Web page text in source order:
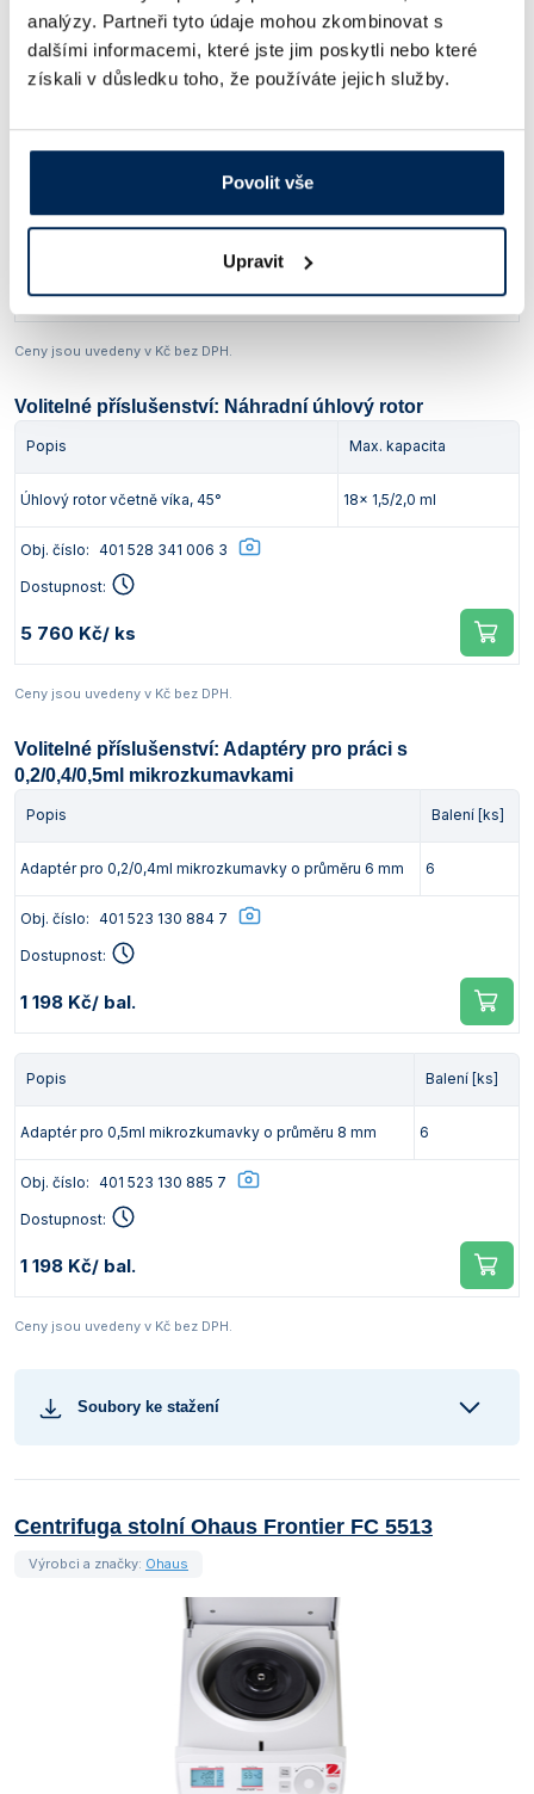
analýzy. Partneři tyto údaje mohou zkombinovat s
dalšími informacemi, které jste jim poskytli nebo které
získali v důsledku toho, že používáte jejich služby.
Povolit vše
Upravit
Centrifuga FC 5513L
Max. RCF
FC 5513L+R06
Včetně úhlového rotoru, 45°, kapacita
15 994
38 280 Kč/ ks
Ceny jsou uvedeny v Kč bez DPH.
Volitelné příslušenství: Náhradní úhlový rotor
Popis Max. kapacita
Úhlový rotor včetně víka, 45° 18x 1,5/2,0 ml
Obj. číslo: 401 528 341 006 3
Dostupnost:
5 760 Kč/ ks
Ceny jsou uvedeny v Kč bez DPH.
Volitelné příslušenství: Adaptéry pro práci s
0,2/0,4/0,5ml mikrozkumavkami
Popis Balení [ks]
Adaptér pro 0,2/0,4ml mikrozkumavky o průměru 6 mm 6
Obj. číslo: 401 523 130 884 7
Dostupnost:
1 198 Kč/ bal.
Popis Balení [ks]
Adaptér pro 0,5ml mikrozkumavky o průměru 8 mm 6
Obj. číslo: 401 523 130 885 7
Dostupnost:
1 198 Kč/ bal.
Ceny jsou uvedeny v Kč bez DPH.
Soubory ke stažení
Centrifuga stolní Ohaus Frontier FC 5513
Výrobci a značky: Ohaus